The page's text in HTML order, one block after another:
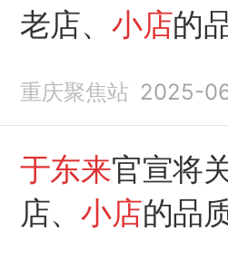
老店、 小店的
重庆聚焦站 2025-
于东来官宣将
店、小店的品